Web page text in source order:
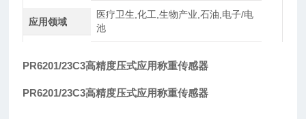
应用领域
医疗卫生,化工,生物产业,石油,电子/电
池
PR6201/23C3高精度压式应用称重传感器
PR6201/23C3高精度压式应用称重传感器